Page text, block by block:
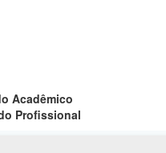
Acadêmico
Profissional